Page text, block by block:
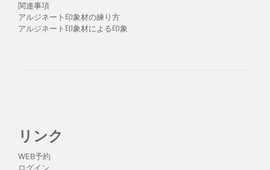
関連事項
アルジネート印象材の練り方
アルジネート印象材による印象
リンク
WEB予約
ログイン